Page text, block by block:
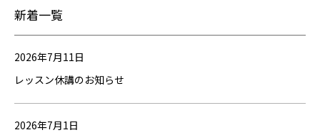
新着一覧
2026年7月11日
レッスン休講のお知らせ
2026年7月1日